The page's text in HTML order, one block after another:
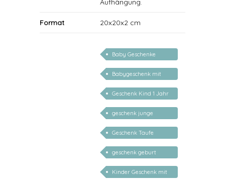
Aufhängung.
Format 20x20x2 cm
Baby Geschenke
personalisierbar
Babygeschenk mit
Name
Geschenk Kind 1 Jahr
/ 2 Jahre / 3 Jahre
geschenk junge
mädchen
Geschenk Taufe
personalisiert
geschenk geburt
personalisiert
Kinder Geschenk mit